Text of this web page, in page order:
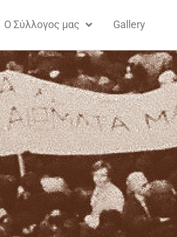
Ο Σύλλογος μας Gallery